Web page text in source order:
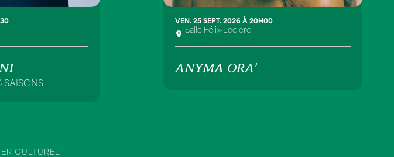
SAISONS
VEN. 25 SEPT. 2026 À 20H00
Salle Félix-Leclerc
ANYMA ORA'
CULTUREL